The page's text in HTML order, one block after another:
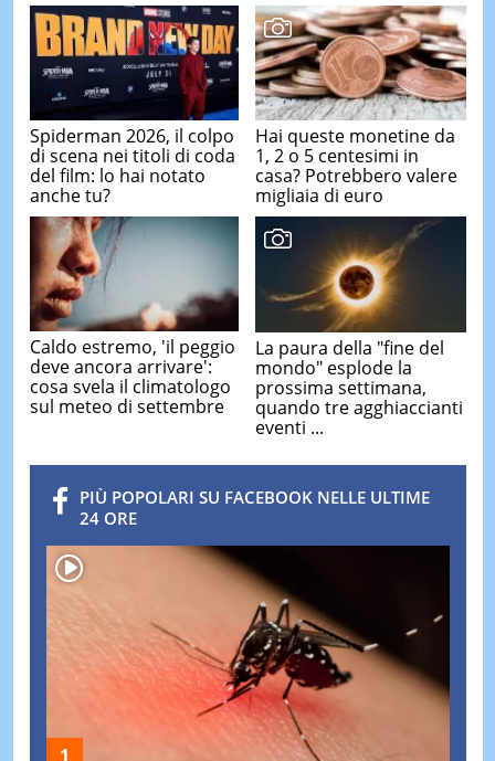
Spiderman 2026, il colpo
di scena nei titoli di coda
del film: lo hai notato
anche tu?
Hai queste monetine da
1, 2 o 5 centesimi in
casa? Potrebbero valere
migliaia di euro
Caldo estremo, 'il peggio
deve ancora arrivare':
cosa svela il climatologo
sul meteo di settembre
La paura della "fine del
mondo" esplode la
prossima settimana,
quando tre agghiaccianti
eventi ...
PIÙ POPOLARI SU FACEBOOK NELLE ULTIME
24 ORE